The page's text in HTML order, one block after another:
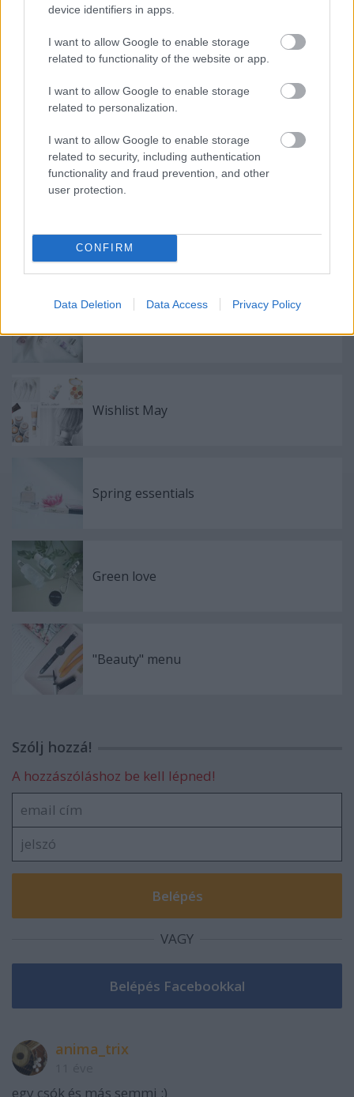
device identifiers in apps.
I want to allow Google to enable storage
related to functionality of the website or app.
I want to allow Google to enable storage
related to personalization.
I want to allow Google to enable storage
related to security, including authentication
functionality and fraud prevention, and other
user protection.
CONFIRM
Data Deletion Data Access Privacy Policy
FotókPinterest(here,here ,here,here,here ,here
Kollázs: Enn
Címkék:csók rúzs tartósrúzsok
Ajánlott bejegyzések:
Wishlist May
Spring essentials
Green love
"Beauty" menu
Szólj hozzá!
A hozzászóláshoz be kell lépned!
VAGY
anima_trix
egy csók és más semmi :)